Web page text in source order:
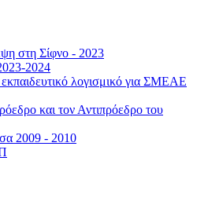
στη Σίφνο - 2023
2024
λογισμικό για ΣΜΕΑΕ
και τον Αντιπρόεδρο του
2009 - 2010